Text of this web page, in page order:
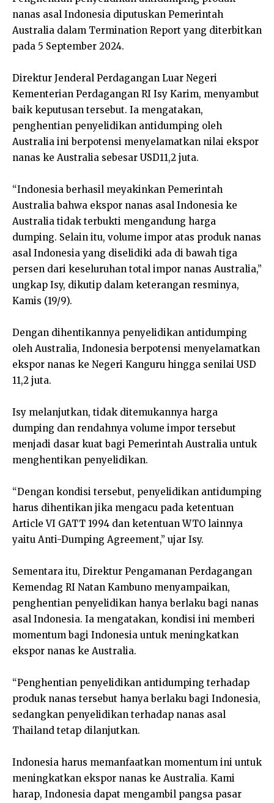
nanas asal Indonesia diputuskan Pemerintah
Australia dalam Termination Report yang diterbitkan
pada 5 September 2024.
Direktur Jenderal Perdagangan Luar Negeri
Kementerian Perdagangan RI Isy Karim, menyambut
baik keputusan tersebut. Ia mengatakan,
penghentian penyelidikan antidumping oleh
Australia ini berpotensi menyelamatkan nilai ekspor
nanas ke Australia sebesar USD11,2 juta.
“Indonesia berhasil meyakinkan Pemerintah
Australia bahwa ekspor nanas asal Indonesia ke
Australia tidak terbukti mengandung harga
dumping. Selain itu, volume impor atas produk nanas
asal Indonesia yang diselidiki ada di bawah tiga
persen dari keseluruhan total impor nanas Australia,”
ungkap Isy, dikutip dalam keterangan resminya,
Kamis (19/9).
Dengan dihentikannya penyelidikan antidumping
oleh Australia, Indonesia berpotensi menyelamatkan
ekspor nanas ke Negeri Kanguru hingga senilai USD
11,2 juta.
Isy melanjutkan, tidak ditemukannya harga
dumping dan rendahnya volume impor tersebut
menjadi dasar kuat bagi Pemerintah Australia untuk
menghentikan penyelidikan.
“Dengan kondisi tersebut, penyelidikan antidumping
harus dihentikan jika mengacu pada ketentuan
Article VI GATT 1994 dan ketentuan WTO lainnya
yaitu Anti-Dumping Agreement,” ujar Isy.
Sementara itu, Direktur Pengamanan Perdagangan
Kemendag RI Natan Kambuno menyampaikan,
penghentian penyelidikan hanya berlaku bagi nanas
asal Indonesia. Ia mengatakan, kondisi ini memberi
momentum bagi Indonesia untuk meningkatkan
ekspor nanas ke Australia.
“Penghentian penyelidikan antidumping terhadap
produk nanas tersebut hanya berlaku bagi Indonesia,
sedangkan penyelidikan terhadap nanas asal
Thailand tetap dilanjutkan.
Indonesia harus memanfaatkan momentum ini untuk
meningkatkan ekspor nanas ke Australia. Kami
harap, Indonesia dapat mengambil pangsa pasar